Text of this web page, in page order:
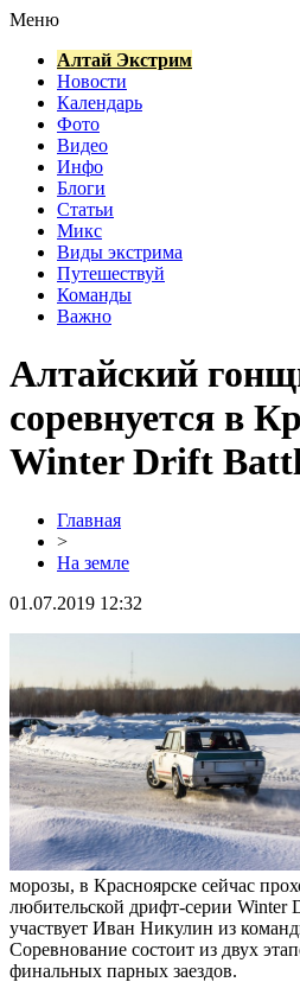
Меню
Алтай Экстрим
Новости
Календарь
Фото
Видео
Инфо
Блоги
Статьи
Микс
Виды экстрима
Путешествуй
Команды
Важно
Алтайский
соревнуется в
Winter Drift
Главная
>
На земле
01.07.2019 12:32
морозы, в Красноярске сейчас
любительской дрифт-серии Winter
участвует Иван Никулин из
Соревнование состоит из двух
финальных парных заездов.